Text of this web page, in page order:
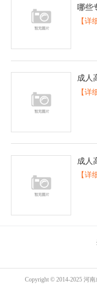
哪些
【详
成人
【详
成人
【详
Copyright © 2014-2025 河